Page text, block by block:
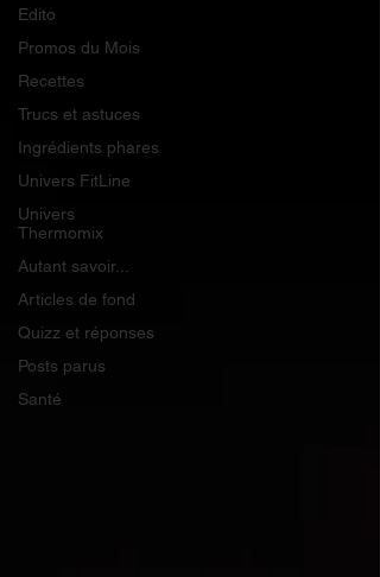
Edito
Promos du Mois
Recettes
Trucs et astuces
Ingrédients phares
Univers FitLine
Univers
Thermomix
Autant savoir...
Articles de fond
Quizz et réponses
Posts parus
Santé